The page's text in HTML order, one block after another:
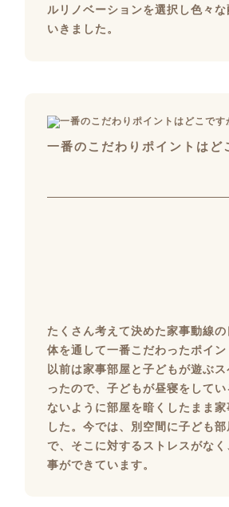
ルリノベーションを選択し色々
いきました。
一番のこだわりポイントはど
たくさん考えて決めた家事動線
体を通して一番こだわったポイン
以前は家事部屋と子どもが遊ぶ
ったので、子どもが昼寝をして
ないように部屋を暗くしたまま家
した。今では、別空間に子ども
で、そこに対するストレスがな
事ができています。